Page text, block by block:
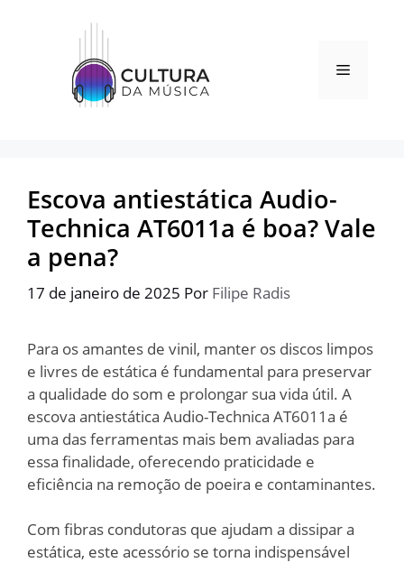
Menu
Escova antiestática Audio-
Technica AT6011a é boa? Vale
a pena?
17 de janeiro de 2025 Por Filipe Radis
Para os amantes de vinil, manter os discos limpos
e livres de estática é fundamental para preservar
a qualidade do som e prolongar sua vida útil. A
escova antiestática Audio-Technica AT6011a é
uma das ferramentas mais bem avaliadas para
essa finalidade, oferecendo praticidade e
eficiência na remoção de poeira e contaminantes.
Com fibras condutoras que ajudam a dissipar a
estática, este acessório se torna indispensável